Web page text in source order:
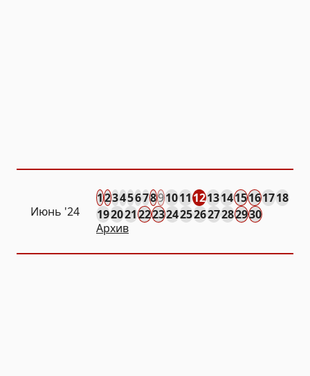
Июнь '24
123456789101112131415161718
192021222324252627282930
Архив